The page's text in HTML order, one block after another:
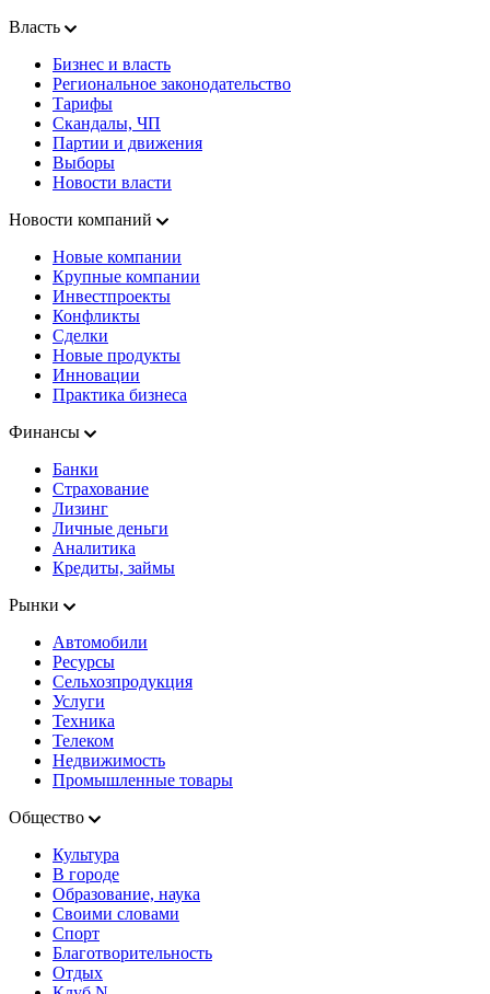
Власть
Бизнес и власть
Региональное законодательство
Тарифы
Скандалы, ЧП
Партии и движения
Выборы
Новости власти
Новости компаний
Новые компании
Крупные компании
Инвестпроекты
Конфликты
Сделки
Новые продукты
Инновации
Практика бизнеса
Финансы
Банки
Страхование
Лизинг
Личные деньги
Аналитика
Кредиты, займы
Рынки
Автомобили
Ресурсы
Сельхозпродукция
Услуги
Техника
Телеком
Недвижимость
Промышленные товары
Общество
Культура
В городе
Образование, наука
Своими словами
Спорт
Благотворительность
Отдых